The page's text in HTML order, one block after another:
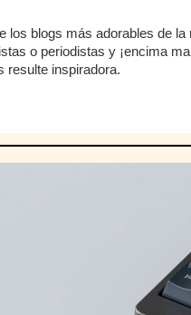
los blogs más adorables de
o periodistas y ¡encima
resulte inspiradora.